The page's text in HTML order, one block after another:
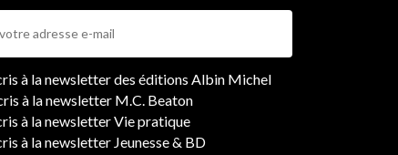
à la newsletter des éditions Albin Michel
à la newsletter M.C. Beaton
à la newsletter Vie pratique
à la newsletter Jeunesse & BD